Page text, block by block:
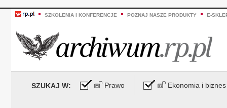
SZKOLENIA I KONFERENCJE POZNAJ NASZE PRODUKTY E-
SZUKAJ W: Prawo Ekonomia i biznes